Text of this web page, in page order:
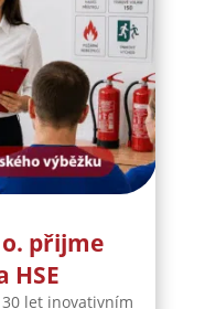
o. přijme
let inovativním